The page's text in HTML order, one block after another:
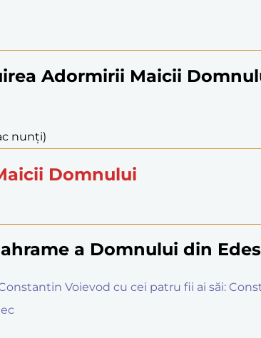
Adormirii Maicii
nunți)
Domnului
a Domnului din
Voievod cu cei patru fii ai săi: